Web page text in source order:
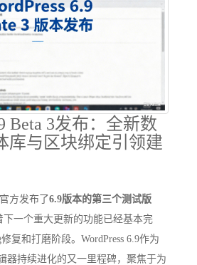
Beta 3发布：全新数
库与区块绑定引领建
方发布了6.9版本的第三个测试版
下一个重大更新的功能已经基本完
复和打磨阶段。WordPress 6.9作为
器持续进化的又一里程碑，聚焦于为